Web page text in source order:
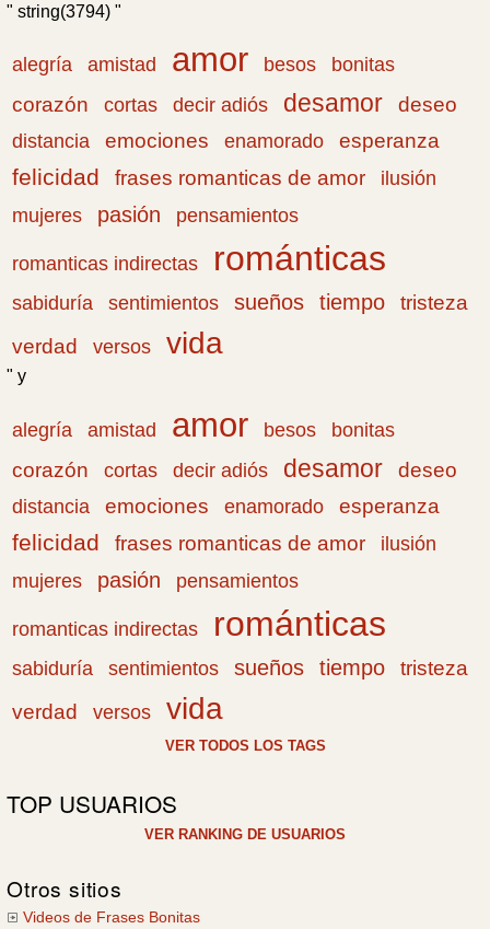
" string(3794) "
alegría amistad amor besos
bonitas
corazón
cortas decir adiós desamor deseo
distancia emociones enamorado esperanza
felicidad frases romanticas de amor
ilusión
mujeres
pasión pensamientos
romanticas indirectas románticas
sabiduría sentimientos sueños tiempo
tristeza
verdad
versos vida
" y
alegría amistad amor besos
bonitas
corazón
cortas decir adiós desamor deseo
distancia emociones enamorado esperanza
felicidad frases romanticas de amor
ilusión
mujeres
pasión pensamientos
romanticas indirectas románticas
sabiduría sentimientos sueños tiempo
tristeza
verdad
versos vida
VER TODOS LOS TAGS
TOP USUARIOS
VER RANKING DE USUARIOS
Otros sitios
Videos de Frases Bonitas